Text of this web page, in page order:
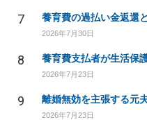
7 養育費の過払い金返還
2026年7月30日
8 養育費支払者が生活保
2026年7月23日
9 離婚無効を主張する元
2026年7月23日